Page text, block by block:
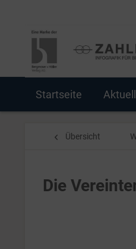
Startseite
Übersicht
Die